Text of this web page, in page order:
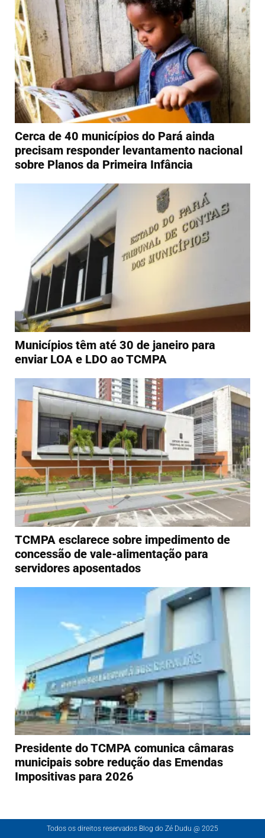
Cerca de 40 municípios do Pará ainda
precisam responder levantamento nacional
sobre Planos da Primeira Infância
Municípios têm até 30 de janeiro para
enviar LOA e LDO ao TCMPA
TCMPA esclarece sobre impedimento de
concessão de vale-alimentação para
servidores aposentados
Presidente do TCMPA comunica câmaras
municipais sobre redução das Emendas
Impositivas para 2026
Todos os direitos reservados Blog do Zé Dudu @ 2025